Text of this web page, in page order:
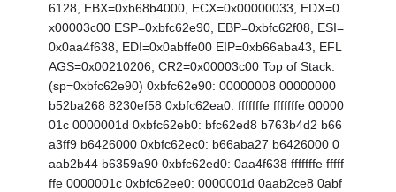
6128, EBX=0xb68b4000, ECX=0x00000033, EDX=0
x00003c00 ESP=0xbfc62e90, EBP=0xbfc62f08, ESI=
0x0aa4f638, EDI=0x0abffe00 EIP=0xb66aba43, EFL
AGS=0x00210206, CR2=0x00003c00 Top of Stack:
(sp=0xbfc62e90) 0xbfc62e90: 00000008 00000000
b52ba268 8230ef58 0xbfc62ea0: fffffffe fffffffe 00000
01c 0000001d 0xbfc62eb0: bfc62ed8 b763b4d2 b66
a3ff9 b6426000 0xbfc62ec0: b66aba27 b6426000 0
aab2b44 b6359a90 0xbfc62ed0: 0aa4f638 fffffffe fffff
ffe 0000001c 0xbfc62ee0: 0000001d 0aab2ce8 0abf